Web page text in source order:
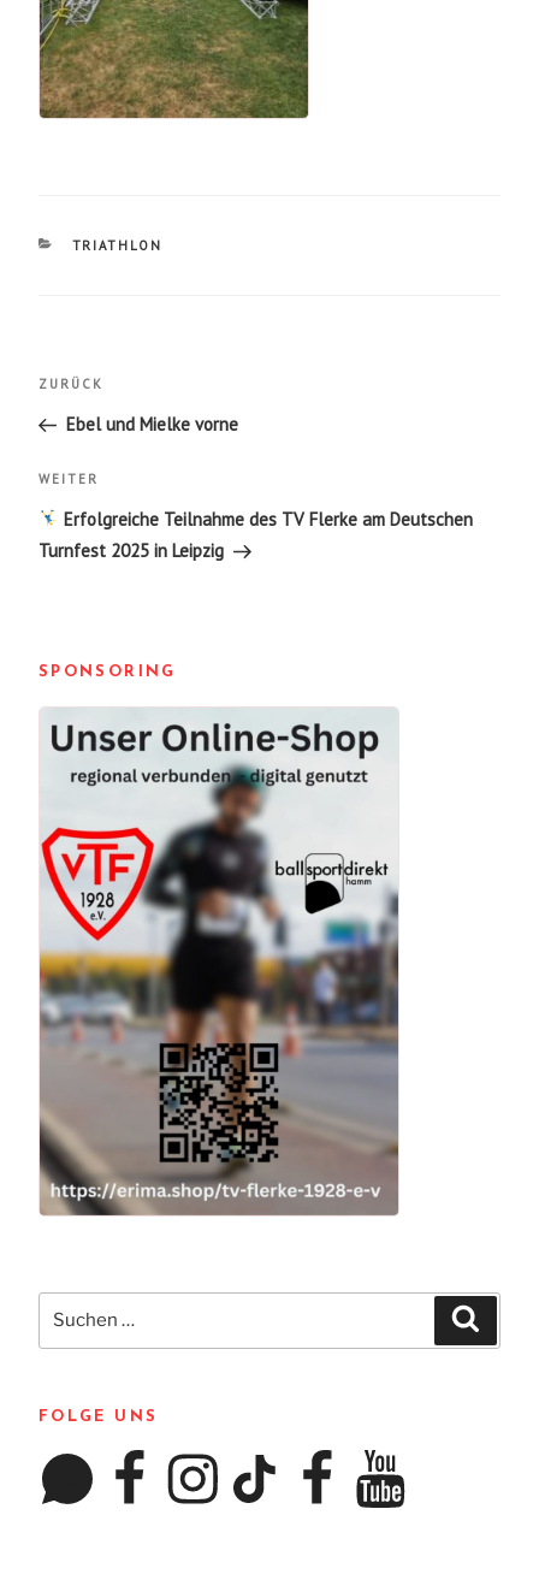
KATEGORIEN
TRIATHLON
Vorheriger
Beitrag
ZURÜCK
Ebel und Mielke vorne
Nächster
Beitrag
WEITER
Erfolgreiche Teilnahme des TV Flerke am Deutschen
Turnfest 2025 in Leipzig
SPONSORING
Suchen
FOLGE UNS
WhatsApp FacebookInstagramTikTok FacebookYouTube